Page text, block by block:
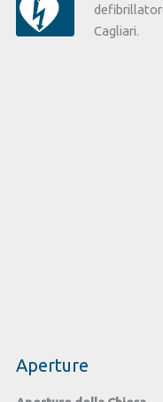
Cagliari.
Aperture